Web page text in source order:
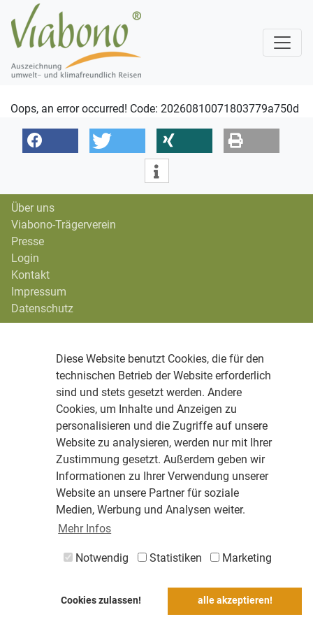
Diese Website benutzt Cookies, die für den
technischen Betrieb der Website erforderlich
sind und stets gesetzt werden. Andere
Cookies, um Inhalte und Anzeigen zu
personalisieren und die Zugriffe auf unsere
Website zu analysieren, werden nur mit Ihrer
Zustimmung gesetzt. Außerdem geben wir
Informationen zu Ihrer Verwendung unserer
Website an unsere Partner für soziale
Medien, Werbung und Analysen weiter.
Mehr Infos
Notwendig Statistiken Marketing
Cookies zulassen! alle akzeptieren!
Oops, an error occurred! Code: 20260810071803779a750d
Über uns
Viabono-Trägerverein
Presse
Login
Kontakt
Impressum
Datenschutz